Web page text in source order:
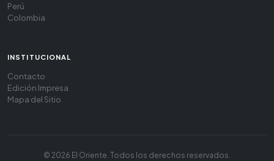
Perú
Colombia
INSTITUCIONAL
Contacto
Edición Impresa
Mapa del Sitio
© 2026 El Oriente. Todos los derechos reservados.